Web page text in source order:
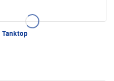
Tanktop